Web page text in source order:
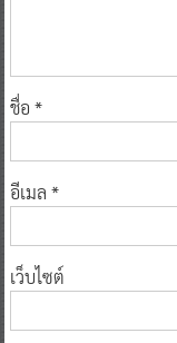
ชื่อ *
อีเมล *
เว็บไซต์